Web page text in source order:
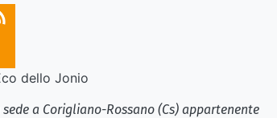
dello Jonio
a Corigliano-Rossano (Cs) appartenente